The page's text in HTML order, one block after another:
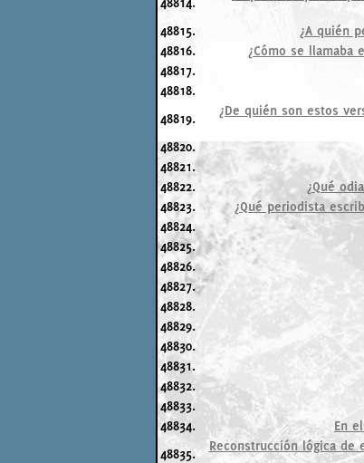
48815.
¿A quién
48816.
¿Cómo se
48817.
48818.
48819.
¿De quién son estos
48820.
48821.
48822.
¿Qué
48823.
¿Qué periodista
48824.
48825.
48826.
48827.
48828.
48829.
48830.
48831.
48832.
48833.
48834.
En
48835.
Reconstrucción lógica